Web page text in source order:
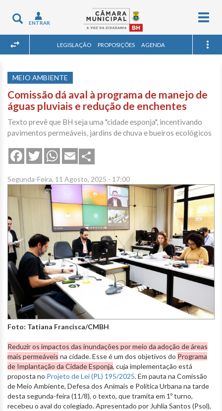
Toggle
navigation
ENTRAR
LEGISLAÇÃO PROPOSIÇÕES AGENDA
MEIO AMBIENTE
Comissão dá aval à programa de manejo de
águas pluviais e redução de enchentes
Texto prevê que BH seja uma "cidade esponja", incentivando
pavimentos permeáveis, jardins de chuva e bueiros ecológicos
FacebookTwitterWhatsApp
Email
Segunda-Feira, 11 Agosto, 2025 - 17:00
Foto: Tatiana Francisca/CMBH
Reduzir os impactos das inundações por meio da adoção de áreas
mais permeáveis na cidade. Esse é um dos objetivos do Programa
de Implantação da Cidade Esponja, cuja implementação está
proposta no Projeto de Lei (PL) 195/2025. Em pauta na Comissão
de Meio Ambiente, Defesa dos Animais e Política Urbana na tarde
desta segunda-feira (11/8), o texto, que tramita em 1º turno,
recebeu o aval do colegiado. Apresentado por Juhlia Santos (Psol),